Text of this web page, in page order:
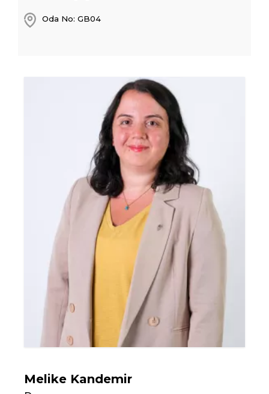
Oda No: GB04
Melike Kandemir